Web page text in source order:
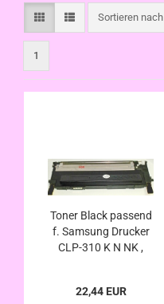
Sortieren nach
Sortieren nach
1
Toner Black passend
f. Samsung Drucker
CLP-310 K N NK ,
CLX-3175 FN FW N
22,44 EUR